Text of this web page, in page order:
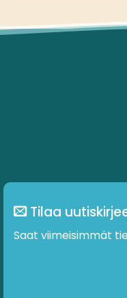
Tilaa
Saat viimeisimmät